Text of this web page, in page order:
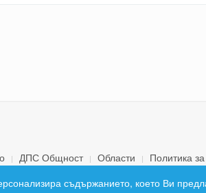
ДПС Общност Области Политика
съдържанието, което Ви